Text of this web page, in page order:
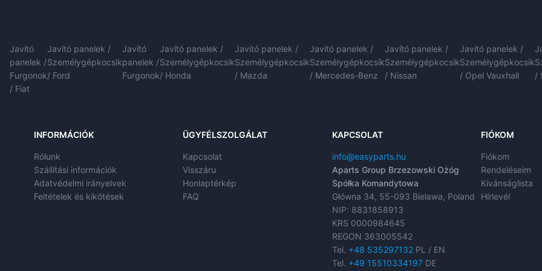
Javító
panelek /
Furgonok
/ Fiat
Javító panelek /
Személygépkocsik
/ Ford
Javító
panelek /
Furgonok
Javító panelek /
Személygépkocsik
/ Honda
Javító panelek /
Személygépkocsik
/ Mazda
Javító panelek /
Személygépkocsik
/ Mercedes-Benz
Javító panelek /
Személygépkocsik
/ Nissan
Javító panelek /
Személygépkocsik
/ Opel Vauxhall
/
INFORMÁCIÓK
Rólunk
Szállítási információk
Adatvédelmi irányelvek
Feltételek és kikötések
ÜGYFÉLSZOLGÁLAT
Kapcsolat
Visszáru
Honlaptérkép
FAQ
KAPCSOLAT
info@easyparts.hu
Aparts Group Brzezowski Ożóg
Spółka Komandytowa
Główna 34, 55-093 Bielawa, Poland
NIP: 8831858913
KRS 0000984645
REGON 363005542
Tel. +48 535297132PL / EN
Tel. +49 15510334197DE
FIÓKOM
Fiókom
Rendeléseim
Kívánságlista
Hírlevél